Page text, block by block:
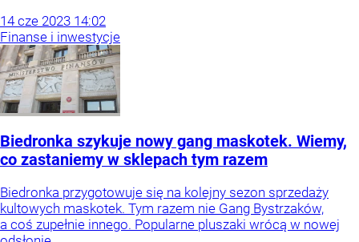
14 cze 2023 14:02
Finanse i inwestycje
Biedronka szykuje nowy gang maskotek. Wiemy,
co zastaniemy w sklepach tym razem
Biedronka przygotowuje się na kolejny sezon sprzedaży
kultowych maskotek. Tym razem nie Gang Bystrzaków,
a coś zupełnie innego. Popularne pluszaki wrócą w nowej